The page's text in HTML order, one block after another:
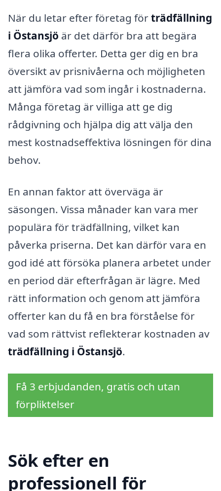
När du letar efter företag förträdfällning
i Östansjö är det därför bra att begära
flera olika offerter. Detta ger dig en bra
översikt av prisnivåerna och möjligheten
att jämföra vad som ingår i kostnaderna.
Många företag är villiga att ge dig
rådgivning och hjälpa dig att välja den
mest kostnadseffektiva lösningen för dina
behov.
En annan faktor att överväga är
säsongen. Vissa månader kan vara mer
populära för trädfällning, vilket kan
påverka priserna. Det kan därför vara en
god idé att försöka planera arbetet under
en period där efterfrågan är lägre. Med
rätt information och genom att jämföra
offerter kan du få en bra förståelse för
vad som rättvist reflekterar kostnaden av
trädfällning i Östansjö.
Få 3 erbjudanden, gratis och utan
förpliktelser
Sök efter en
professionell för